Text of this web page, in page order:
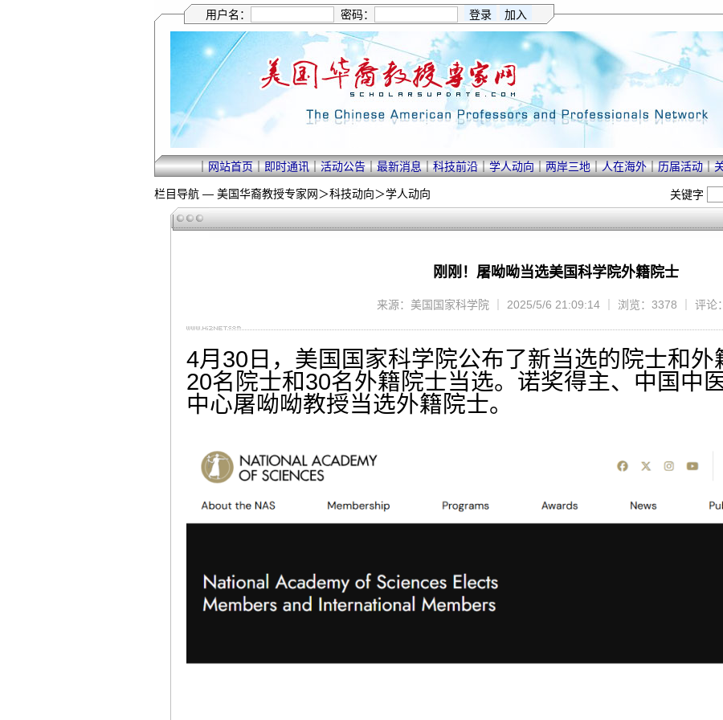
用户名： 密码：
｜网站首页｜即时通讯｜活动公告｜最新消息｜科技前沿｜学人动向｜两岸三地｜人在海外｜历届活动｜
栏目导航 — 美国华裔教授专家网＞科技动向＞学人动向 关键字
刚刚！屠呦呦当选美国科学院外籍院士
来源：美国国家科学院 ｜ 2025/5/6 21:09:14 ｜ 浏览：3378 ｜ 评论
4月30日，美国国家科学院公布了新当选的院士和外
20名院士和30名外籍院士当选。诺奖得主、中国中
中心屠呦呦教授当选外籍院士。